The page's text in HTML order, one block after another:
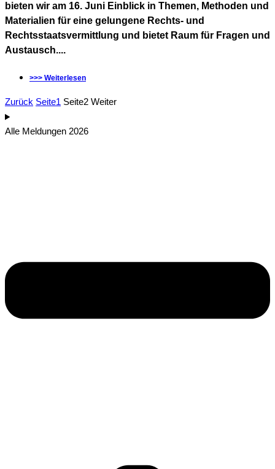
bieten wir am 16. Juni Einblick in Themen, Methoden und
Materialien für eine gelungene Rechts- und
Rechtsstaatsvermittlung und bietet Raum für Fragen und
Austausch....
>>> Weiterlesen
Zurück Seite1 Seite2 Weiter
Alle Meldungen 2026